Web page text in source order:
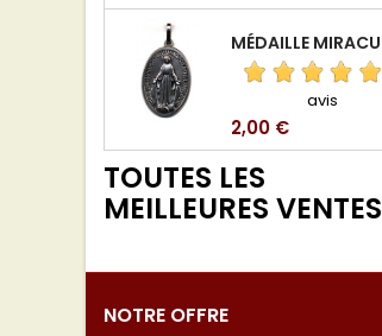
avis
Prix
2,00 €
TOUTES LES
MEILLEURES VENTES
NOTRE OFFRE